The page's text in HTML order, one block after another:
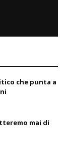
che punta a
mai di